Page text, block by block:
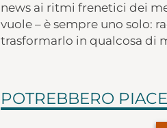
news ai ritmi frenetici dei
vuole – è sempre uno solo:
trasformarlo in qualcosa di
POTREBBERO